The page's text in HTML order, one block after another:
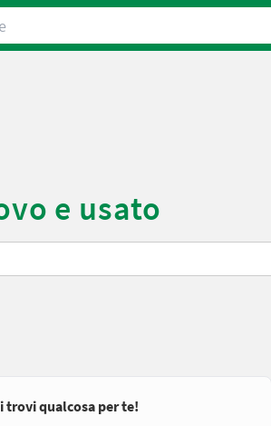
e usato
trovi qualcosa per te!